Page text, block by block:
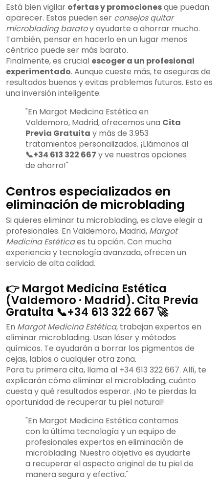
Está bien vigilar ofertas y promocionesque puedan
aparecer. Estas pueden ser consejos quitar
microblading baratoy ayudarte a ahorrar mucho.
También, pensar en hacerlo en un lugar menos
céntrico puede ser más barato.
Finalmente, es crucial escoger a un profesional
experimentado. Aunque cueste más, te aseguras de
resultados buenos y evitas problemas futuros. Esto es
una inversión inteligente.
"En Margot Medicina Estética en
Valdemoro, Madrid, ofrecemos una Cita
Previa Gratuita y más de 3.953
tratamientos personalizados. ¡Llámanos al
📞+34 613 322 667 y ve nuestras opciones
de ahorro!"
Centros especializados en
eliminación de microblading
Si quieres eliminar tu microblading, es clave elegir a
profesionales. En Valdemoro, Madrid, Margot
Medicina Estéticaes tu opción. Con mucha
experiencia y tecnología avanzada, ofrecen un
servicio de alta calidad.
👉 Margot Medicina Estética
(Valdemoro · Madrid). Cita Previa
Gratuita 📞+34 613 322 667 🚀
En Margot Medicina Estética, trabajan expertos en
eliminar microblading. Usan láser y métodos
químicos. Te ayudarán a borrar los pigmentos de
cejas, labios o cualquier otra zona.
Para tu primera cita, llama al +34 613 322 667. Allí, te
explicarán cómo eliminar el microblading, cuánto
cuesta y qué resultados esperar. ¡No te pierdas la
oportunidad de recuperar tu piel natural!
"En Margot Medicina Estética contamos
con la última tecnología y un equipo de
profesionales expertos en eliminación de
microblading. Nuestro objetivo es ayudarte
a recuperar el aspecto original de tu piel de
manera segura y efectiva."